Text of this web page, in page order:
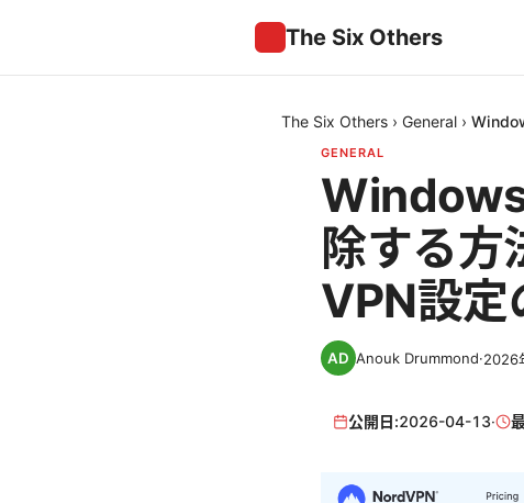
The Six Others
The Six Others › General ›
GENERAL
Windows
除する
VPN設定
Anouk Drummond·2026
公開日:2026-04-13·